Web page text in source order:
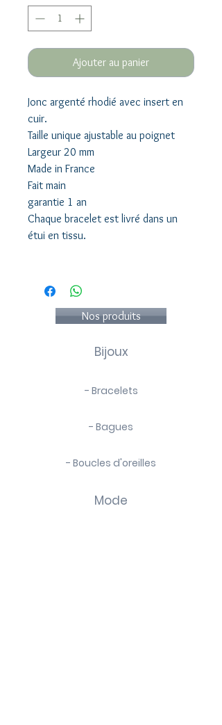
Ajouter au panier
Jonc argenté rhodié avec insert en
cuir.
Taille unique ajustable au poignet
Largeur 20 mm
Made in France
Fait main
garantie 1 an
Chaque bracelet est livré dans un
étui en tissu.
Nos produits
Bijoux
- Bracelets
- Bagues
- Boucles d'oreilles
Mode